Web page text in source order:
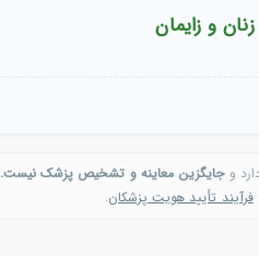
و زایمان
وجایگزین معاینه و تشخیص پزشک نیست.
فرآیند تأیید هویت پزشکان.